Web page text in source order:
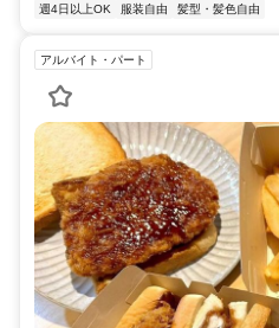
週4日以上OK
服装自由 髪型・髪色自由
アルバイト・パート